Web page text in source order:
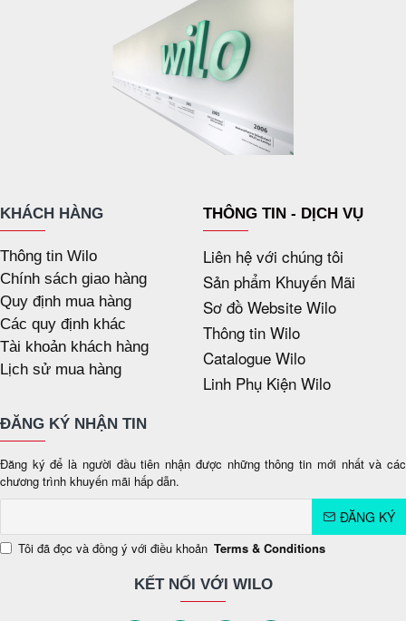
KHÁCH HÀNG
Thông tin Wilo
Chính sách giao hàng
Quy định mua hàng
Các quy định khác
Tài khoản khách hàng
Lịch sử mua hàng
THÔNG TIN - DỊCH VỤ
Liên hệ với chúng tôi
Sản phẩm Khuyến Mãi
Sơ đồ Website Wilo
Thông tin Wilo
Catalogue Wilo
Linh Phụ Kiện Wilo
ĐĂNG KÝ NHẬN TIN
Đăng ký để là người đầu tiên nhận được những thông tin mới nhất và các
chương trình khuyến mãi hấp dẫn.
ĐĂNG KÝ
Tôi đã đọc và đồng ý với điều khoản Terms & Conditions
KẾT NỐI VỚI WILO